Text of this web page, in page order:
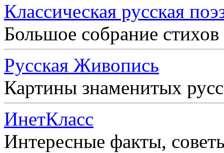
Классическая русская
Большое собрание
Русская Живопись
Картины знаменитых
ИнетКласс
Интересные факты,